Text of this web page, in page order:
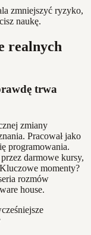
zmniejszyć ryzyko,
naukę.
realnych
trwa
zmiany
Pracował jako
programowania.
darmowe kursy,
momenty?
rozmów
house.